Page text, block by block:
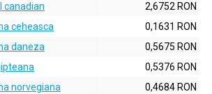
canadian
2,6752 RON
ceheasca
0,1631 RON
daneza
0,5675 RON
0,5376 RON
norvegiana
0,4684 RON